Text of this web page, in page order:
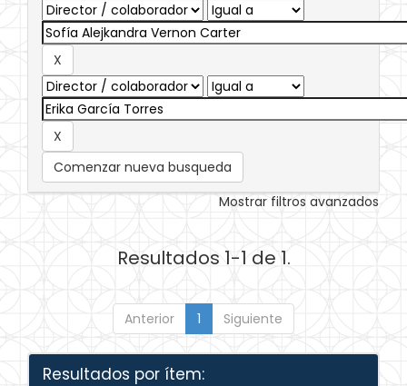
Comenzar nueva busqueda
Mostrar filtros avanzados
Resultados 1-1 de 1.
Anterior 1 Siguiente
Resultados por ítem: